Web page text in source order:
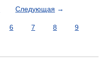
Следующая →
6 7 8
9